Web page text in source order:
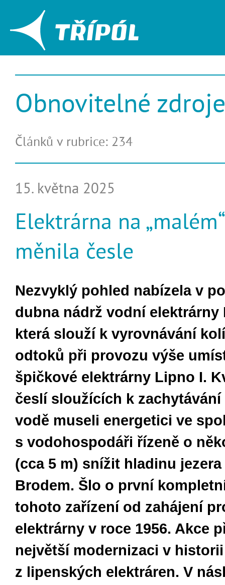
Obnovitelné zdroje
Článků v rubrice: 234
15. května 2025
Elektrárna na
měnila česle
Nezvyklý pohled nabízela v
dubna nádrž vodní elektrárny
která slouží k vyrovnávání
odtoků při provozu výše
špičkové elektrárny Lipno I.
česlí sloužících k
vodě museli energetici ve
s vodohospodáři řízeně o
(cca 5 m) snížit hladinu
Brodem. Šlo o první
tohoto zařízení od zahájení
elektrárny v roce 1956. Akce
největší modernizaci v
z lipenských elektráren. V